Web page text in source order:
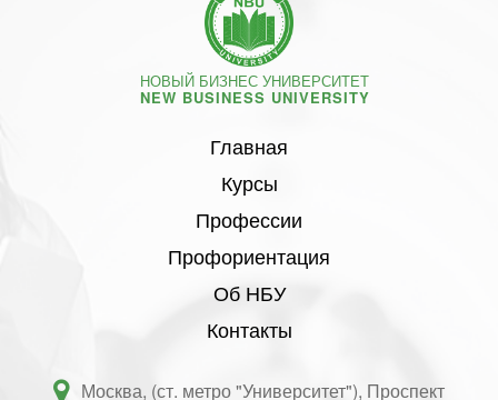
НОВЫЙ БИЗНЕС УНИВЕРСИТЕТ
NEW BUSINESS UNIVERSITY
Главная
Курсы
Профессии
Профориентация
Об НБУ
Контакты
Москва, (ст. метро "Университет"), Проспект